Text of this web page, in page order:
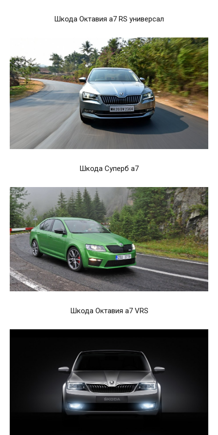
Шкода Октавия а7 RS универсал
Шкода Суперб а7
Шкода Октавия а7 VRS